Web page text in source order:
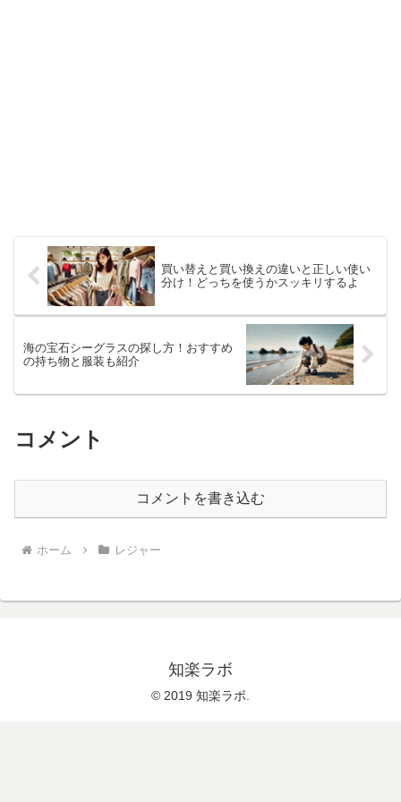
買い替えと買い換えの違いと正しい使い
分け！どっちを使うかスッキリするよ
海の宝石シーグラスの探し方！おすすめ
の持ち物と服装も紹介
コメント
コメントを書き込む
ホーム レジャー
知楽ラボ
© 2019 知楽ラボ.